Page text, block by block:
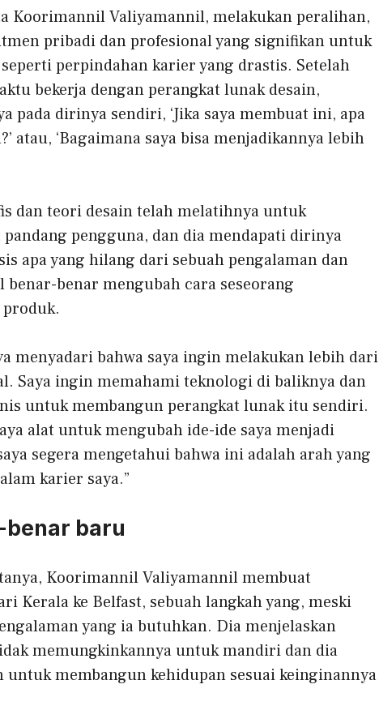
Koorimannil Valiyamannil, melakukan peralihan,
pribadi dan profesional yang signifikan untuk
perpindahan karier yang drastis. Setelah
bekerja dengan perangkat lunak desain,
pada dirinya sendiri, ‘Jika saya membuat ini, apa
atau, ‘Bagaimana saya bisa menjadikannya lebih
dan teori desain telah melatihnya untuk
pengguna, dan dia mendapati dirinya
apa yang hilang dari sebuah pengalaman dan
benar-benar mengubah cara seseorang
menyadari bahwa saya ingin melakukan lebih dari
Saya ingin memahami teknologi di baliknya dan
untuk membangun perangkat lunak itu sendiri.
alat untuk mengubah ide-ide saya menjadi
segera mengetahui bahwa ini adalah arah yang
karier saya.”
benar baru
Koorimannil Valiyamannil membuat
Kerala ke Belfast, sebuah langkah yang, meski
yang ia butuhkan. Dia menjelaskan
memungkinkannya untuk mandiri dan dia
untuk membangun kehidupan sesuai keinginannya